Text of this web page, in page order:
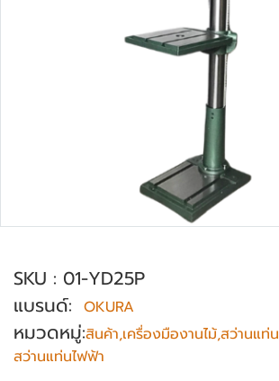
SKU : 01-YD25P
แบรนด์: OKURA
หมวดหมู่:สินค้า,เครื่องมืองานไม้,สว่านแท่น
สว่านแท่นไฟฟ้า